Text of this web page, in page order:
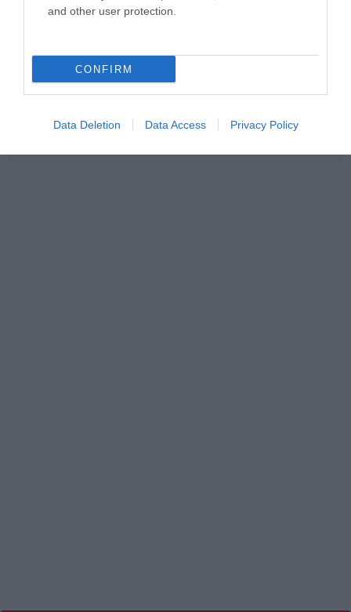
and other user protection.
CONFIRM
Data Deletion Data Access Privacy Policy